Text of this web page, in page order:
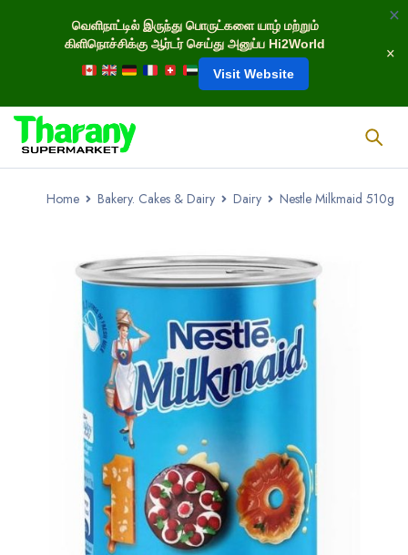
வெளிநாட்டில் இருந்து பொருட்களை யாழ் மற்றும்
கிளிநொச்சிக்கு ஆர்டர் செய்து அனுப்ப Hi2World
Visit Website
Home Bakery. Cakes & Dairy Dairy Nestle Milkmaid 510g